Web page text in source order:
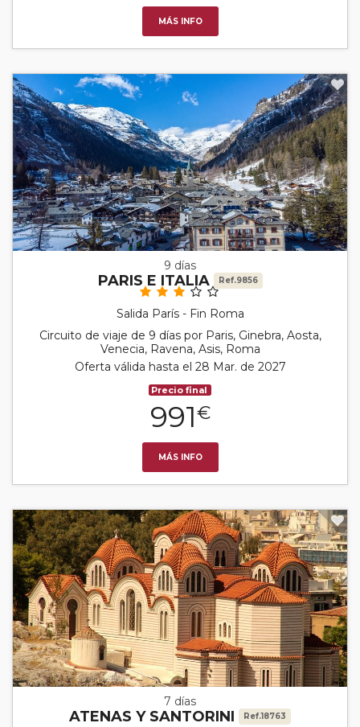
MÁS INFO
9 días
PARIS E ITALIA Ref.9856
Salida París - Fin Roma
Circuito de viaje de 9 días por Paris, Ginebra, Aosta,
Venecia, Ravena, Asis, Roma
Oferta válida hasta el 28 Mar. de 2027
Precio final
991€
MÁS INFO
7 días
ATENAS Y SANTORINI Ref.18763